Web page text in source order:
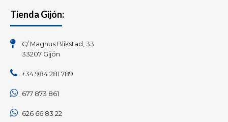
Tienda Gijón:
C/ Magnus Blikstad, 33
33207 Gijón
+34 984 281 789
677 873 861
626 66 83 22